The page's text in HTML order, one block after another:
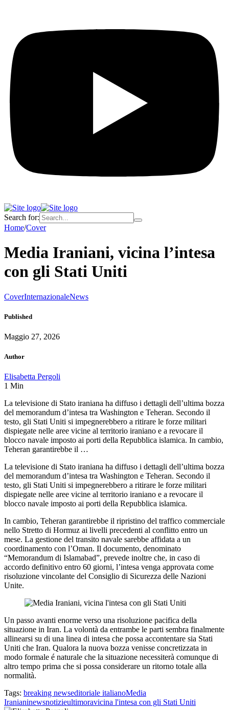
Search for:
Home/Cover
Media Iraniani, vicina l’intesa
con gli Stati Uniti
CoverInternazionaleNews
Published
Maggio 27, 2026
Author
Elisabetta Pergoli
1 Min
La televisione di Stato iraniana ha diffuso i dettagli dell’ultima bozza
del memorandum d’intesa tra Washington e Teheran. Secondo il
testo, gli Stati Uniti si impegnerebbero a ritirare le forze militari
dispiegate nelle aree vicine al territorio iraniano e a revocare il
blocco navale imposto ai porti della Repubblica islamica. In cambio,
Teheran garantirebbe il …
La televisione di Stato iraniana ha diffuso i dettagli dell’ultima bozza
del memorandum d’intesa tra Washington e Teheran. Secondo il
testo, gli Stati Uniti si impegnerebbero a ritirare le forze militari
dispiegate nelle aree vicine al territorio iraniano e a revocare il
blocco navale imposto ai porti della Repubblica islamica.
In cambio, Teheran garantirebbe il ripristino del traffico commerciale
nello Stretto di Hormuz ai livelli precedenti al conflitto entro un
mese. La gestione del transito navale sarebbe affidata a un
coordinamento con l’Oman. Il documento, denominato
“Memorandum di Islamabad”, prevede inoltre che, in caso di
accordo definitivo entro 60 giorni, l’intesa venga approvata come
risoluzione vincolante del Consiglio di Sicurezza delle Nazioni
Unite.
Un passo avanti enorme verso una risoluzione pacifica della
situazione in Iran. La volontà da entrambe le parti sembra finalmente
allinearsi su di una linea di intesa che possa accontentare sia Stati
Uniti che Iran. Qualora la nuova bozza venisse concretizzata in
modo formale é naturale che la situazione necessiterà comunque di
altro tempo prima che si possa considerare un ritorno totale alla
normalità.
Tags: breaking newseditoriale italianoMedia
Iranianinewsnotizieultimoravicina l'intesa con gli Stati Uniti